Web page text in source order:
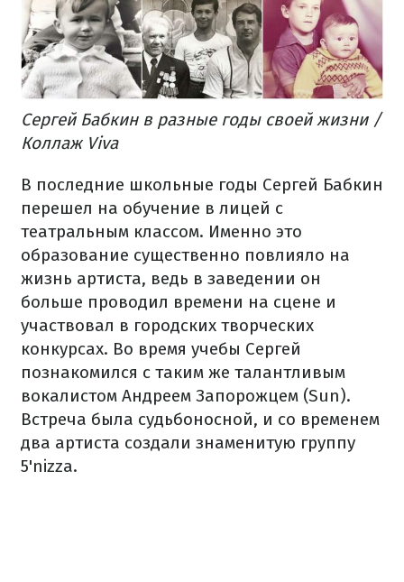
Сергей Бабкин в разные годы своей жизни /
Коллаж Viva
В последние школьные годы Сергей Бабкин
перешел на обучение в лицей с
театральным классом. Именно это
образование существенно повлияло на
жизнь артиста, ведь в заведении он
больше проводил времени на сцене и
участвовал в городских творческих
конкурсах. Во время учебы Сергей
познакомился с таким же талантливым
вокалистом Андреем Запорожцем (Sun).
Встреча была судьбоносной, и со временем
два артиста создали знаменитую группу
5'nizza.